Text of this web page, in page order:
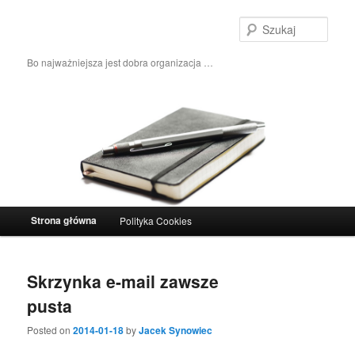
Bo najważniejsza jest dobra organizacja …
Główne menu
Przeskocz do tekstu
Przeskocz do widgetów
Strona główna Polityka Cookies
Skrzynka e-mail zawsze
pusta
Posted on2014-01-18byJacek Synowiec